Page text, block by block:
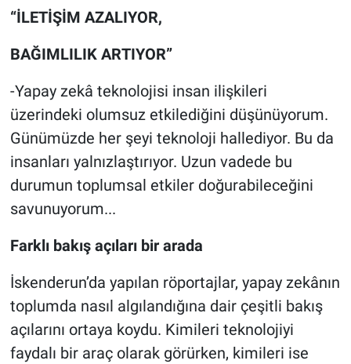
“İLETİŞİM AZALIYOR,
BAĞIMLILIK ARTIYOR”
-Yapay zekâ teknolojisi insan ilişkileri
üzerindeki olumsuz etkilediğini düşünüyorum.
Günümüzde her şeyi teknoloji hallediyor. Bu da
insanları yalnızlaştırıyor. Uzun vadede bu
durumun toplumsal etkiler doğurabileceğini
savunuyorum...
Farklı bakış açıları bir arada
İskenderun’da yapılan röportajlar, yapay zekânın
toplumda nasıl algılandığına dair çeşitli bakış
açılarını ortaya koydu. Kimileri teknolojiyi
faydalı bir araç olarak görürken, kimileri ise